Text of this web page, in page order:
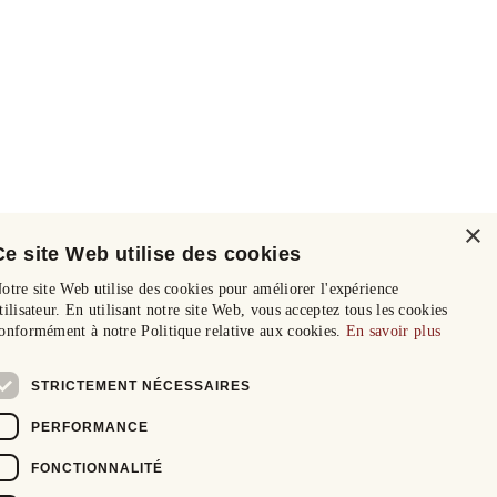
×
site Web utilise des cookies
site Web utilise des cookies pour améliorer l'expérience
En utilisant notre site Web, vous acceptez tous les cookies
à notre Politique relative aux cookies. En savoir plus
STRICTEMENT NÉCESSAIRES
PERFORMANCE
FONCTIONNALITÉ